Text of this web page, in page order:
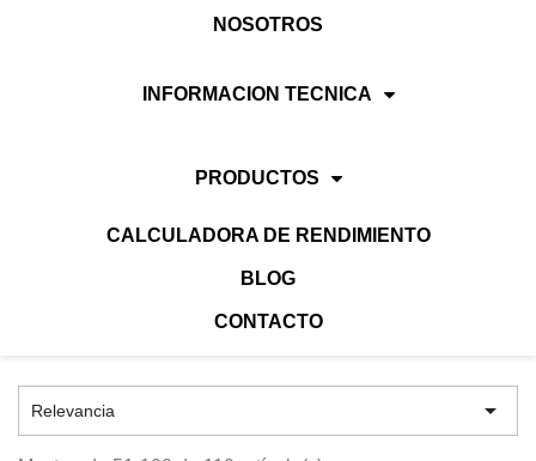
NOSOTROS
INFORMACION TECNICA
PRODUCTOS
CALCULADORA DE RENDIMIENTO
BLOG
CONTACTO
Relevancia 